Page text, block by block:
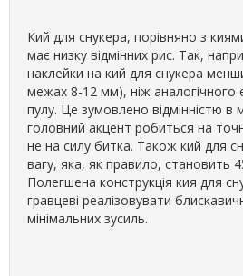
Кий для снукера, порівняно з
має низку відмінних рис. Так,
наклейки на кий для снукера
межах 8-12 мм), ніж аналогічного
пулу. Це зумовлено відмінністю в
головний акцент робиться на
не на силу битка. Також кий для
вагу, яка, як правило, становить
Полегшена конструкція кия для
гравцеві реалізовувати
мінімальних зусиль.